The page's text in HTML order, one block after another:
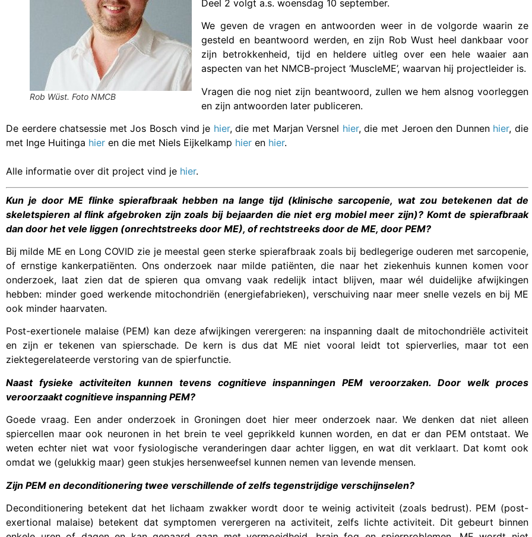
Rob Wüst. Foto NMCB
Deel 2 volgt a.s. woensdag 10 september.
We geven de vragen en antwoorden weer in de volgorde waarin ze
gesteld en beantwoord werden, en zijn Rob Wust heel dankbaar voor
zijn betrokkenheid, tijd en heldere uitleg over een hele waaier aan
aspecten van het NMCB-project ‘MuscleME’, waarvan hij projectleider is.
Vragen die nog niet zijn beantwoord, zullen we hem alsnog voorleggen
en zijn antwoorden later publiceren.
De eerdere chatsessie met Jos Bosch vind je hier, die met Marjan Versnel hier, die met Jeroen den Dunnen hier, die
met Inge Huitinga hier en die met Niels Eijkelkamp hier en hier.
Alle informatie over dit project vind je hier.
Kun je door ME flinke spierafbraak hebben na lange tijd (klinische sarcopenie, wat zou betekenen dat de
skeletspieren al flink afgebroken zijn zoals bij bejaarden die niet erg mobiel meer zijn)? Komt de spierafbraak
dan door het vele liggen (onrechtstreeks door ME), of rechtstreeks door de ME, door PEM?
Bij milde ME en Long COVID zie je meestal geen sterke spierafbraak zoals bij bedlegerige ouderen met sarcopenie,
of ernstige kankerpatiënten. Ons onderzoek naar milde patiënten, die naar het ziekenhuis kunnen komen voor
onderzoek, laat zien dat de spieren qua omvang vaak redelijk intact blijven, maar wél duidelijke afwijkingen
hebben: minder goed werkende mitochondriën (energiefabrieken), verschuiving naar meer snelle vezels en bij ME
ook minder haarvaten.
Post-exertionele malaise (PEM) kan deze afwijkingen verergeren: na inspanning daalt de mitochondriële activiteit
en zijn er tekenen van spierschade. De kern is dus dat ME niet vooral leidt tot spierverlies, maar tot een
ziektegerelateerde verstoring van de spierfunctie.
Naast fysieke activiteiten kunnen tevens cognitieve inspanningen PEM veroorzaken. Door welk proces
veroorzaakt cognitieve inspanning PEM?
Goede vraag. Een ander onderzoek in Groningen doet hier meer onderzoek naar. We denken dat niet alleen
spiercellen maar ook neuronen in het brein te veel geprikkeld kunnen worden, en dat er dan PEM ontstaat. We
weten echter niet wat voor fysiologische veranderingen daar achter liggen, en wat dit verklaart. Dat komt ook
omdat we (gelukkig maar) geen stukjes hersenweefsel kunnen nemen van levende mensen.
Zijn PEM en deconditionering twee verschillende of zelfs tegenstrijdige verschijnselen?
Deconditionering betekent dat het lichaam zwakker wordt door te weinig activiteit (zoals bedrust). PEM (post-
exertional malaise) betekent dat symptomen verergeren na activiteit, zelfs lichte activiteit. Dit gebeurt binnen